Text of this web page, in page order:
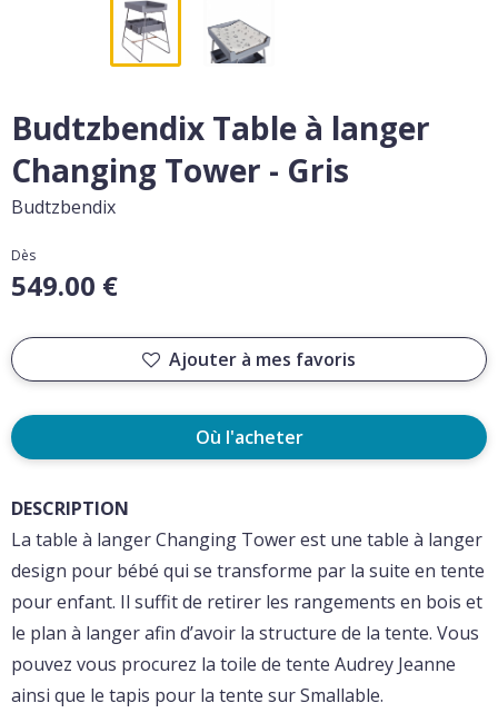
Budtzbendix Table à langer
Changing Tower - Gris
Budtzbendix
Dès
549.00 €
Ajouter à mes favoris
Où l'acheter
DESCRIPTION
La table à langer Changing Tower est une table à langer
design pour bébé qui se transforme par la suite en tente
pour enfant. Il suffit de retirer les rangements en bois et
le plan à langer afin d’avoir la structure de la tente. Vous
pouvez vous procurez la toile de tente Audrey Jeanne
ainsi que le tapis pour la tente sur Smallable.